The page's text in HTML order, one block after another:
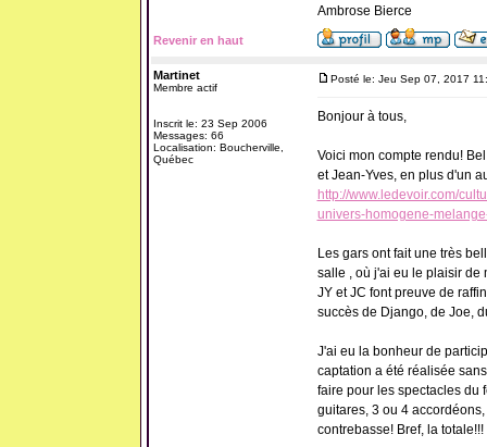
Ambrose Bierce
Revenir en haut
Martinet
Membre actif
Inscrit le: 23 Sep 2006
Messages: 66
Localisation: Boucherville,
Québec
Posté le: Jeu Sep 07, 2017
Bonjour à tous,
Voici mon compte rendu!
et Jean-Yves, en plus d'un
http://www.ledevoir.com/
univers-homogene-
Les gars ont fait une très
salle , où j'ai eu le plaisir de
JY et JC font preuve de
succès de Django, de Joe,
J'ai eu la bonheur de
captation a été réalisée
faire pour les spectacles du
guitares, 3 ou 4
contrebasse! Bref, la totale!!!